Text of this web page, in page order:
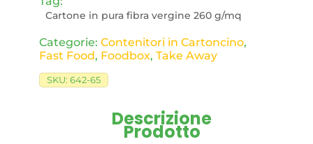
Cartone in pura fibra vergine 260 g/mq
Categorie: Contenitori in Cartoncino,
Fast Food, Foodbox, Take Away
SKU: 642-65
Descrizione
Prodotto